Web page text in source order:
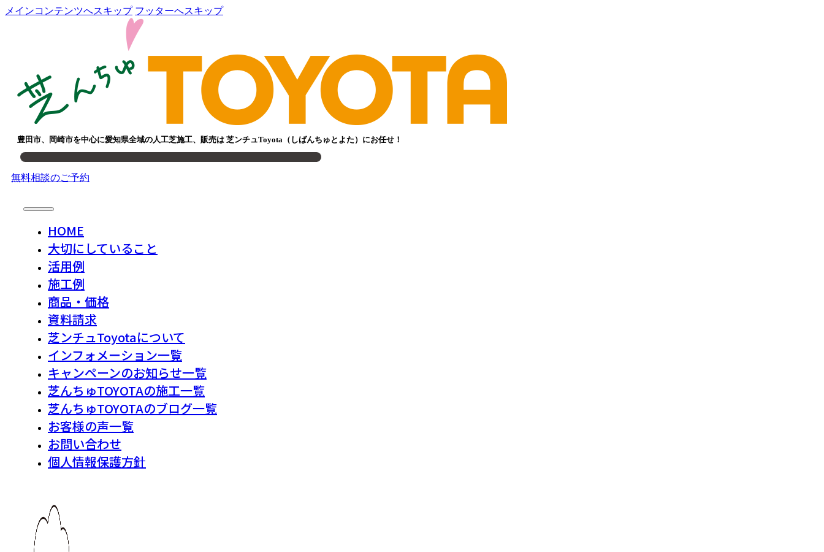
メインコンテンツへスキップ フッターへスキップ
豊田市、岡崎市を中心に愛知県全域の人工芝施工、販売は 芝ンチュToyota（しばんちゅとよた）にお任せ！
無料相談のご予約
HOME
大切にしていること
活用例
施工例
商品・価格
資料請求
芝ンチュToyotaについて
インフォメーション一覧
キャンペーンのお知らせ一覧
芝んちゅTOYOTAの施工一覧
芝んちゅTOYOTAのブログ一覧
お客様の声一覧
お問い合わせ
個人情報保護方針